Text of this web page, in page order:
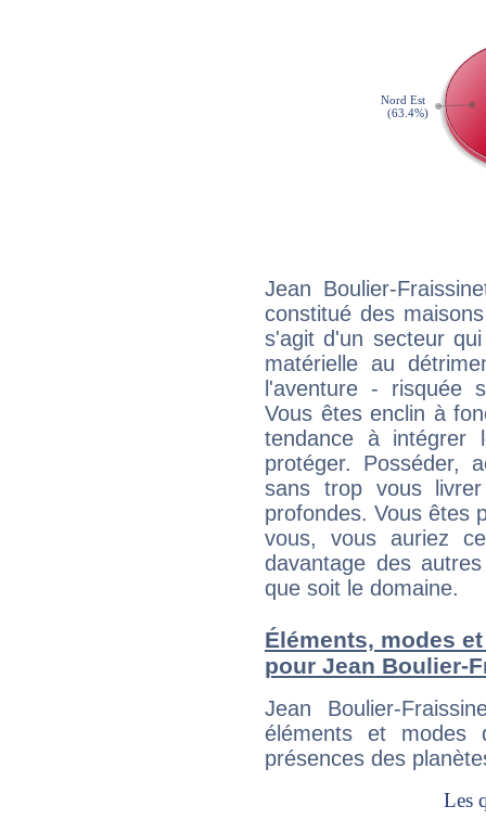
Jean Boulier-
constitué des
s'agit d'un secteur
matérielle au
l'aventure - risquée
Vous êtes enclin à
tendance à
protéger. Posséder,
sans trop vous
profondes. Vous êtes
vous, vous auriez
davantage des
que soit le domaine.
Éléments, modes
pour Jean Boulier-
Jean Boulier-
éléments et modes
présences des